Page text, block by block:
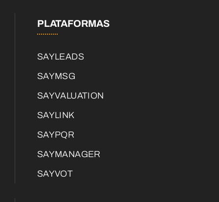
PLATAFORMAS
SAYLEADS
SAYMSG
SAYVALUATION
SAYLINK
SAYPQR
SAYMANAGER
SAYVOT